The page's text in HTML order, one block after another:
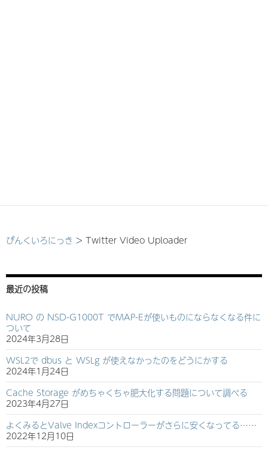
ぴんくいろにっき > Twitter Video Uploader
最近の投稿
NURO の NSD-G1000T でMAP-Eが使いものにならなくなる件に
ついて
2024年3月28日
WSL2で dbus と WSLg が使えなかったのをどうにかする
2024年1月24日
Cache Storage がめちゃくちゃ肥大化する問題について調べる
2023年4月27日
よくみるとValve Indexコントローラーがさらに安くなってる……
2022年12月10日